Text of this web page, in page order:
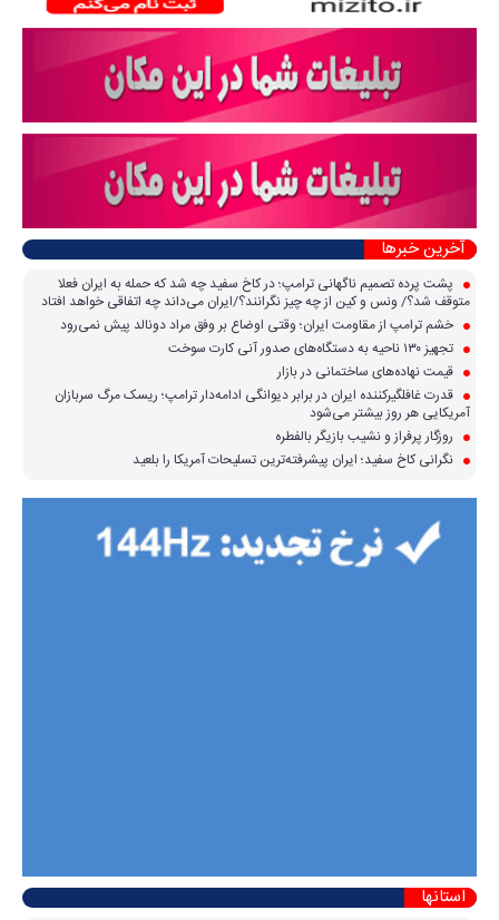
آخرین خبرها
پشت پرده تصمیم ناگهانی ترامپ؛ در کاخ سفید چه شد که حمله به ایران فعلا
متوقف شد؟/ ونس و کین از چه چیز نگرانند؟/ایران می‌داند چه اتفاقی خواهد افتاد
خشم ترامپ از مقاومت ایران؛ وقتی اوضاع بر وفق مراد دونالد پیش نمی‌رود
تجهیز ۱۳۰ ناحیه به دستگاه‌های صدور آنی کارت سوخت
قیمت نهاده‌های ساختمانی در بازار
قدرت غافلگیرکننده ایران در برابر دیوانگی ادامه‌دار ترامپ؛ ریسک مرگ سربازان
آمریکایی هر روز بیشتر می‌شود
روزگار پرفراز و نشیب بازیگر بالفطره
نگرانی کاخ سفید؛ ایران پیشرفته‌ترین تسلیحات آمریکا را بلعید
استانها